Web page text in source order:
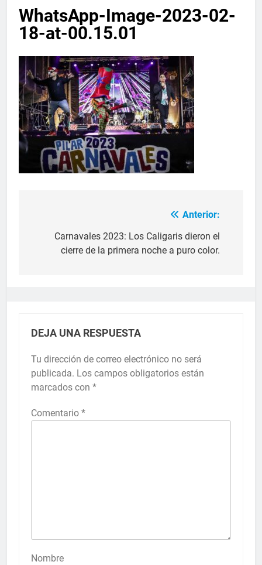
WhatsApp-Image-2023-02-
18-at-00.15.01
Anterior:
Carnavales 2023: Los Caligaris dieron el
cierre de la primera noche a puro color.
DEJA UNA RESPUESTA
Tu dirección de correo electrónico no será
publicada. Los campos obligatorios están
marcados con *
Comentario *
Nombre